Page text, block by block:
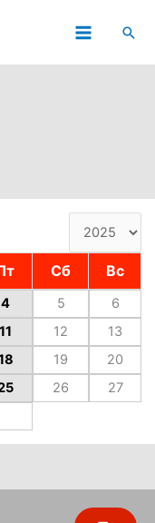
Сб Вс
4 5
6
11 12
13
19
20
26
27